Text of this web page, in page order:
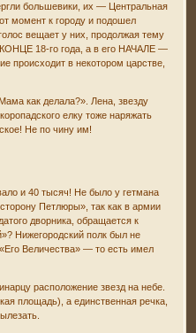
большевики, их — Центральная
момент к городу и подошел
вещает у них, продолжая тему
18-го года, а в его НАЧАЛЕ —
происходит в некотором царстве,
как делала?». Лена, звезду
елку тоже наряжать
Не по чину им!
и 40 тысяч! Не было у гетмана
Петлюры», так как в армии
дворника, обращается к
Нижегородский полк был не
Величества» — то есть имел
расположение звезд на небе.
площадь), а единственная речка,